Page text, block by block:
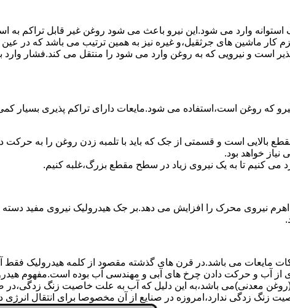
وارد می شود.این نیرو باعث می شود روغن غیر قابل تراکم به
کار ماشین های جرثقیل،و غیره نیز به همین ترتیب می باشد که در عین
است و نیرویی که به روغن وارد می شود را منتقل می کند.فشار
که روغن است،استفاده می شود.مایعات دارای تراکم پذیری
است و قسمتی از جک که باید با تلمبه زدن روغن را به
خواهد بود.
کنیم تا به یک نیروی زیاد در سطح مقطع بزرگ،غلبه کنیم.
نیروی محرک را افزایش می دهد.بر جک هیدرولیک نیروی مفید
مایعات می باشد.در قرن های گذشته مقصود از کلمه هیدرولیک فقط
از آب و حرکت دادن چرخ های آبی و مهندسی آب بوده است.مفهوم
معدنی)می باشد،به این دلیل که آب به علت خاصیت زنگ زدگی،در
زدگی ندارد،امروزه در صنایع از آن مخصوصا برای انتقال انرژی